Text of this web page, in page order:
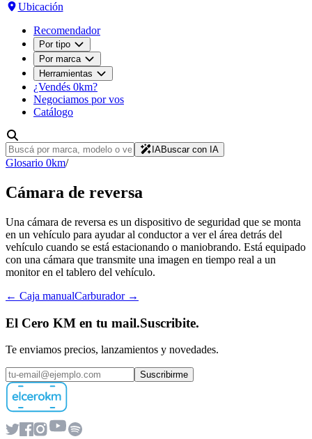
Ubicación
Recomendador
Por tipo
Por marca
Herramientas
¿Vendés 0km?
Negociamos por vos
Catálogo
IABuscar con IA
Glosario 0km/
Cámara de reversa
Una cámara de reversa es un dispositivo de seguridad que se monta
en un vehículo para ayudar al conductor a ver el área detrás del
vehículo cuando se está estacionando o maniobrando. Está equipado
con una cámara que transmite una imagen en tiempo real a un
monitor en el tablero del vehículo.
← Caja manualCarburador→
El Cero KM en tu mail.Suscribite.
Te enviamos precios, lanzamientos y novedades.
Suscribirme